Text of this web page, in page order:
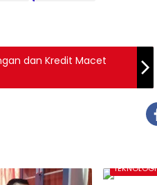
dan Kredit Macet
TEKNOLOGI